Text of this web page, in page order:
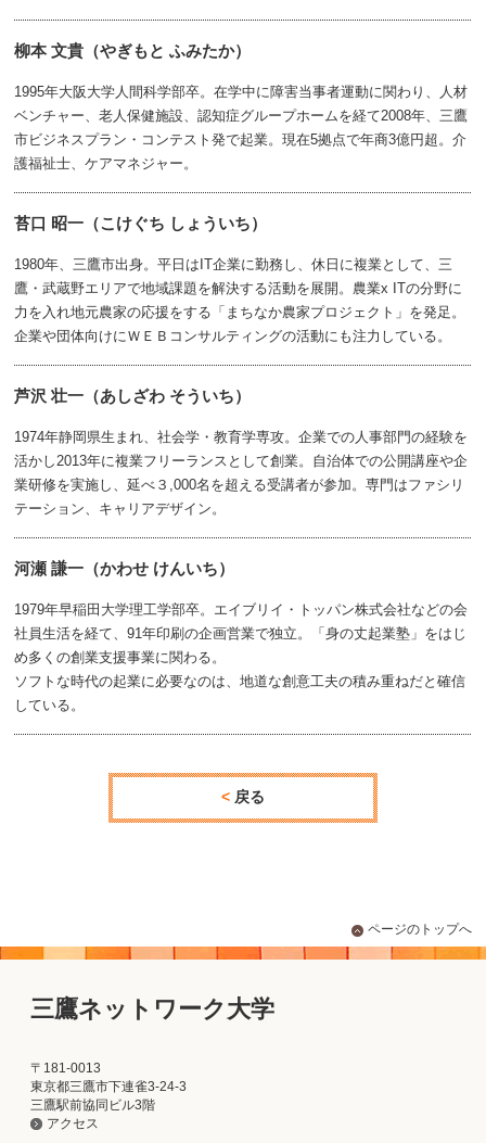
柳本 文貴（やぎもと ふみたか）
1995年大阪大学人間科学部卒。在学中に障害当事者運動に関わり、人材
ベンチャー、老人保健施設、認知症グループホームを経て2008年、三鷹
市ビジネスプラン・コンテスト発で起業。現在5拠点で年商3億円超。介
護福祉士、ケアマネジャー。
苔口 昭一（こけぐち しょういち）
1980年、三鷹市出身。平日はIT企業に勤務し、休日に複業として、三
鷹・武蔵野エリアで地域課題を解決する活動を展開。農業x ITの分野に
力を入れ地元農家の応援をする「まちなか農家プロジェクト」を発足。
企業や団体向けにＷＥＢコンサルティングの活動にも注力している。
芦沢 壮一（あしざわ そういち）
1974年静岡県生まれ、社会学・教育学専攻。企業での人事部門の経験を
活かし2013年に複業フリーランスとして創業。自治体での公開講座や企
業研修を実施し、延べ３,000名を超える受講者が参加。専門はファシリ
テーション、キャリアデザイン。
河瀬 謙一（かわせ けんいち）
1979年早稲田大学理工学部卒。エイブリイ・トッパン株式会社などの会
社員生活を経て、91年印刷の企画営業で独立。「身の丈起業塾」をはじ
め多くの創業支援事業に関わる。
ソフトな時代の起業に必要なのは、地道な創意工夫の積み重ねだと確信
している。
戻る
ページのトップへ
三鷹ネットワーク大学
〒181-0013
東京都三鷹市下連雀3-24-3
三鷹駅前協同ビル3階
アクセス